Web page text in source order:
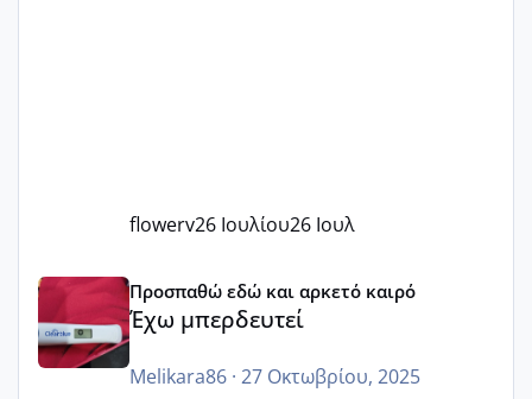
flowerv26 Ιουλίου26 Ιουλ
Έχω μπερδευτεί
Προσπαθώ εδώ και αρκετό καιρό
Έχω μπερδευτεί
Melikara86· 27 Οκτωβρίου, 2025